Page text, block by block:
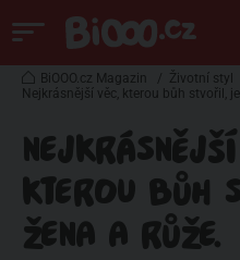
BiOOO.cz Magazin / Životní styl
Nejkrásnější věc, kterou bůh stvořil,
KTEROU BŮH
ŽENA A RŮŽE.